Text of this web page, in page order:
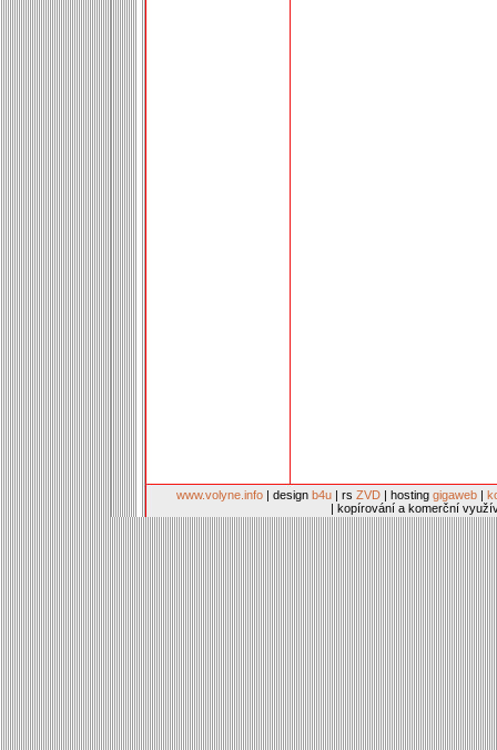
www.volyne.info | design b4u | rs ZVD | hosting gigaweb |
| kopírování a komerční